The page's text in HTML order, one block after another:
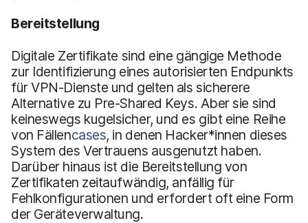
Bereitstellung
Digitale Zertifikate sind eine gängige Methode
zur Identifizierung eines autorisierten Endpunkts
für VPN-Dienste und gelten als sicherere
Alternative zu Pre-Shared Keys. Aber sie sind
keineswegs kugelsicher, und es gibt eine Reihe
von Fällencases, in denen Hacker*innen dieses
System des Vertrauens ausgenutzt haben.
Darüber hinaus ist die Bereitstellung von
Zertifikaten zeitaufwändig, anfällig für
Fehlkonfigurationen und erfordert oft eine Form
der Geräteverwaltung.